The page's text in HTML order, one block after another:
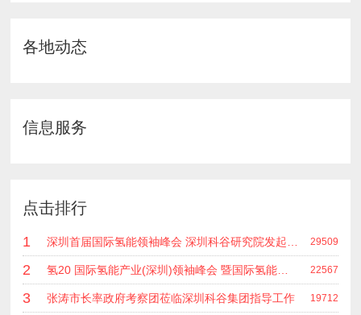
各地动态
信息服务
点击排行
1 29509
2 氢20 国际氢能产业(深圳)领袖峰会 暨国际氢能产业链展览会 22567
3 张涛市长率政府考察团莅临深圳科谷集团指导工作 19712